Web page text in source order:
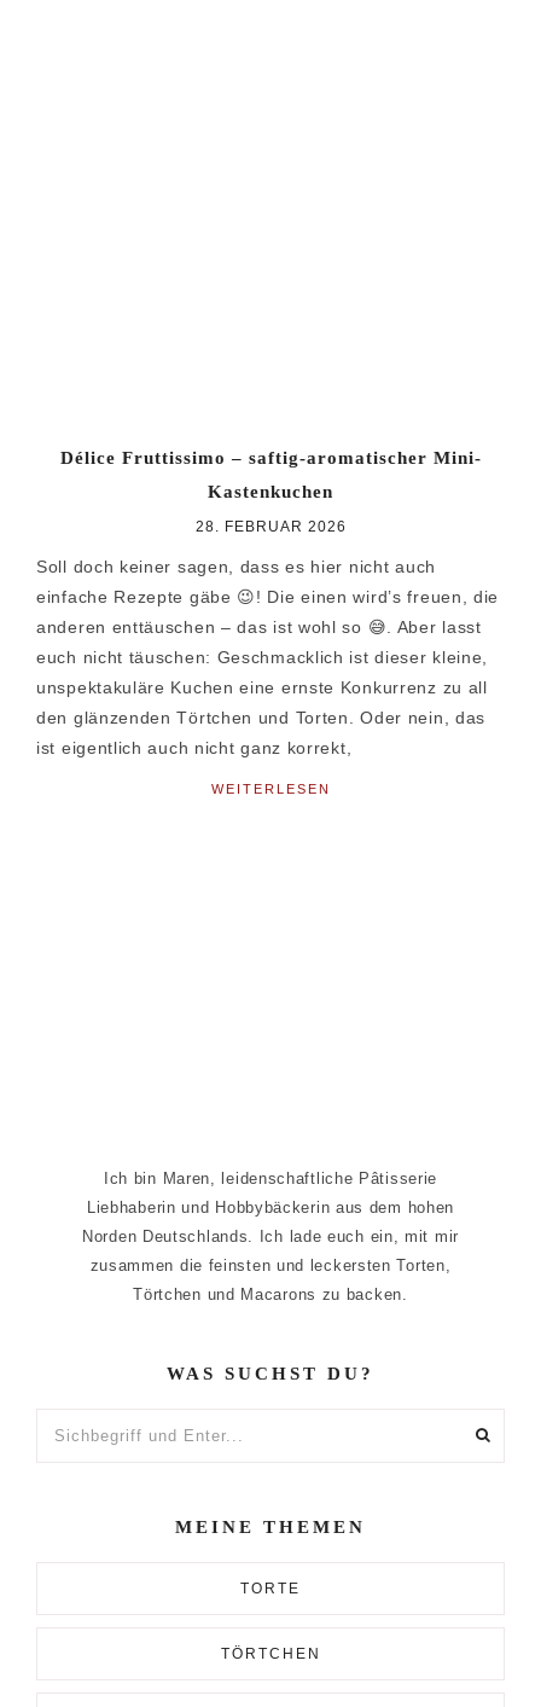
Délice Fruttissimo – saftig-aromatischer Mini-
Kastenkuchen
28. FEBRUAR 2026
Soll doch keiner sagen, dass es hier nicht auch
einfache Rezepte gäbe 😉! Die einen wird’s freuen, die
anderen enttäuschen – das ist wohl so 😅. Aber lasst
euch nicht täuschen: Geschmacklich ist dieser kleine,
unspektakuläre Kuchen eine ernste Konkurrenz zu all
den glänzenden Törtchen und Torten. Oder nein, das
ist eigentlich auch nicht ganz korrekt,
WEITERLESEN
Ich bin Maren, leidenschaftliche Pâtisserie
Liebhaberin und Hobbybäckerin aus dem hohen
Norden Deutschlands. Ich lade euch ein, mit mir
zusammen die feinsten und leckersten Torten,
Törtchen und Macarons zu backen.
WAS SUCHST DU?
MEINE THEMEN
TORTE
TÖRTCHEN